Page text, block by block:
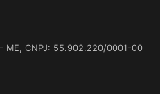
ME, CNPJ: 55.902.220/0001-00